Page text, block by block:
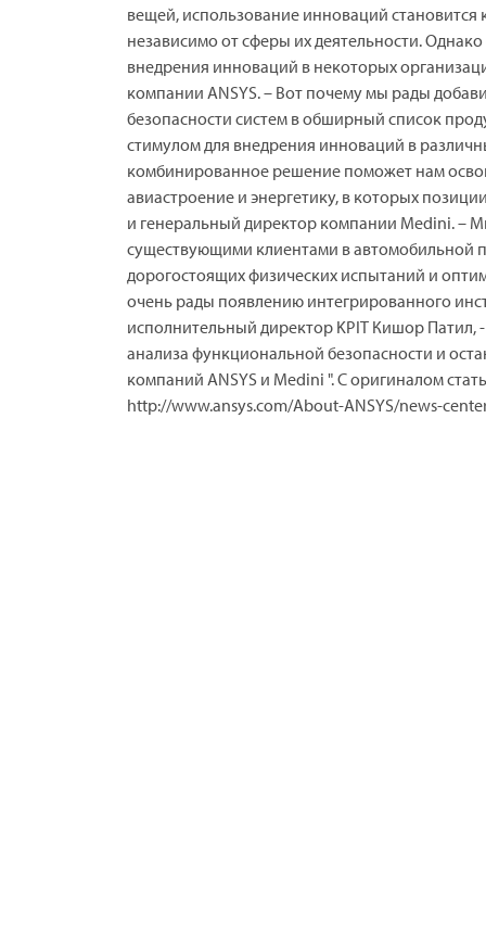
вещей, использование инноваций
независимо от сферы их деятельности.
внедрения инноваций в некоторых
компании ANSYS. – Вот почему мы рады
безопасности систем в обширный список
стимулом для внедрения инноваций в
комбинированное решение поможет нам
авиастроение и энергетику, в которых
и генеральный директор компании Medini. –
существующими клиентами в автомобильной
дорогостоящих физических испытаний и
очень рады появлению интегрированного
исполнительный директор KPIT Кишор Патил,
анализа функциональной безопасности и
компаний ANSYS и Medini ". С оригиналом
http://www.ansys.com/About-ANSYS/news-